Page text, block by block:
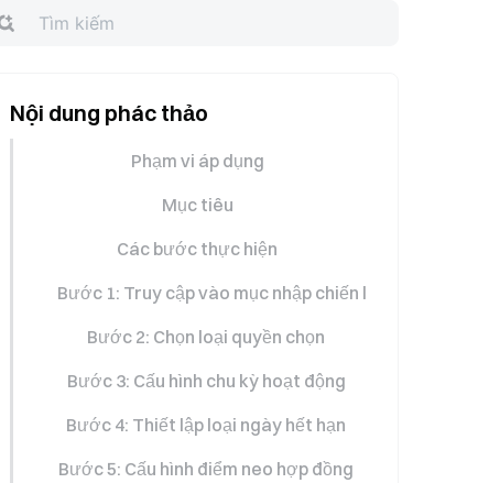
Nội dung phác thảo
Phạm vi áp dụng
Mục tiêu
Các bước thực hiện
Bước 1: Truy cập vào mục nhập chiến lược bán định
Bước 2: Chọn loại quyền chọn
Bước 3: Cấu hình chu kỳ hoạt động
Bước 4: Thiết lập loại ngày hết hạn
Bước 5: Cấu hình điểm neo hợp đồng